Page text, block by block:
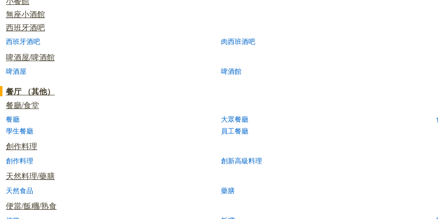
無座小酒館
西班牙酒吧
西班牙酒吧 肉西班酒吧
啤酒屋/啤酒館
啤酒屋 啤酒館
餐厅 （其他）
餐廳/食堂
餐廳 大眾餐廳
學生餐廳
員工餐廳
創作料理
創作料理 創新高級料理
天然料理/藥膳
天然食品 藥膳
便當/飯糰/熟食